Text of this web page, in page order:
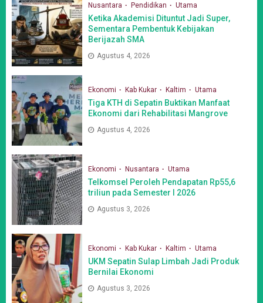
Nusantara Pendidikan Utama
Ketika Akademisi Dituntut Jadi Super,
Sementara Pembentuk Kebijakan
Berijazah SMA
Agustus 4, 2026
Ekonomi Kab Kukar Kaltim Utama
Tiga KTH di Sepatin Buktikan Manfaat
Ekonomi dari Rehabilitasi Mangrove
Agustus 4, 2026
Ekonomi Nusantara Utama
Telkomsel Peroleh Pendapatan Rp55,6
triliun pada Semester I 2026
Agustus 3, 2026
Ekonomi Kab Kukar Kaltim Utama
UKM Sepatin Sulap Limbah Jadi Produk
Bernilai Ekonomi
Agustus 3, 2026